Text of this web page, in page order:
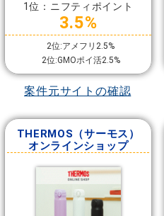
1位：ニフティポイント
3.5%
2位:アメフリ2.5%
2位:GMOポイ活2.5%
案件元サイトの確認
THERMOS（サーモス）
オンラインショップ